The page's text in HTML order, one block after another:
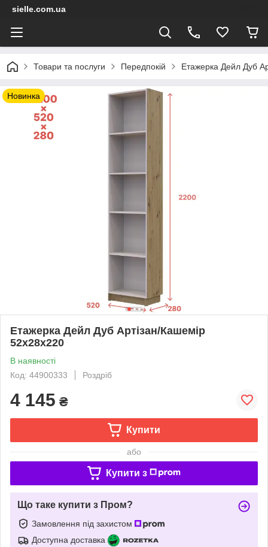
sielle.com.ua
Товари та послуги Передпокій Етажерка Дейл Дуб
Новинка
Етажерка Дейл Дуб Артізан/Кашемір
52х28х220
В наявності
Код: 44900333
Роздріб
4 145 ₴
Купити
або
Купити з
Що таке купити з Пром?
Замовлення під захистом
Доступна доставка